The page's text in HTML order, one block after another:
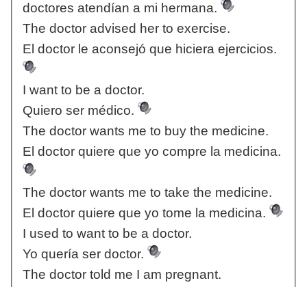
doctores atendían a mi hermana.
The doctor advised her to exercise.
El doctor le aconsejó que hiciera ejercicios.
I want to be a doctor.
Quiero ser médico.
The doctor wants me to buy the medicine.
El doctor quiere que yo compre la medicina.
The doctor wants me to take the medicine.
El doctor quiere que yo tome la medicina.
I used to want to be a doctor.
Yo quería ser doctor.
The doctor told me I am pregnant.